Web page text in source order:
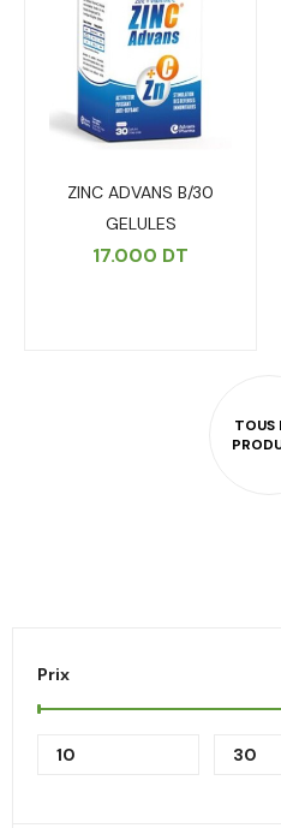
Prix
ZINC ADVANS B/30
GELULES
17.000 DT